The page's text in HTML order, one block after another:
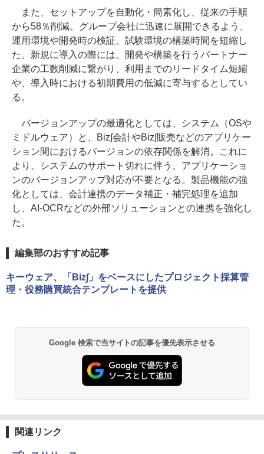
また、セットアップを自動化・簡素化し、従来の手順
から58％削減。グループ会社に迅速に展開できるよう、
運用環境や開発時の検証、試験環境の構築時間を短縮し
た。新規に導入の際には、開発や構築を行うパートナー
企業の工数削減に繋がり、利用までのリードタイム短縮
や、導入時における初期費用の低減に寄与するとしてい
る。
バージョンアップの最適化としては、システム（OSや
ミドルウェア）と、Biz∫会計やBiz∫販売などのアプリケー
ション間におけるバージョンの依存関係を解消。これに
より、システムのサポート切れに伴う、アプリケーショ
ンのバージョンアップ対応が不要となる。製品機能の強
化としては、会計連携のデータ補正・補完処理を追加
し、AI-OCRなどの外部ソリューションとの連携を強化し
た。
編集部のおすすめ記事
キーウェア、「Biz∫」をベースにしたプロジェクト採算管
理・役務購買統合テンプレートを提供
Google 検索で当サイトの記事を優先表示させる
関連リンク